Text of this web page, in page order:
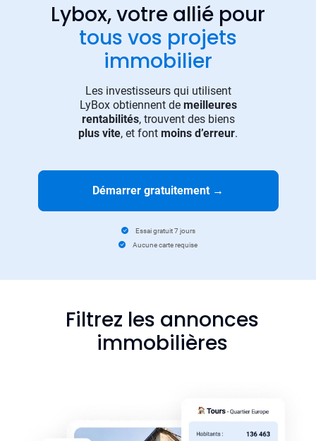
Lybox, votre allié pour
tous vos projets
immobilier
Les investisseurs qui utilisent
LyBox obtiennent de meilleures
rentabilités, trouvent des biens
plus vite, et font moins d’erreur.
Démarrer gratuitement →
Essai gratuit 7 jours
Aucune carte requise
Filtrez les annonces
immobilières